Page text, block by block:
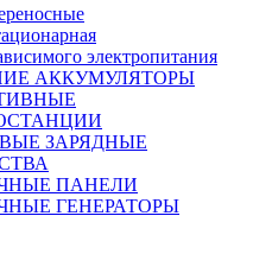
электропитания
АККУМУЛЯТОРЫ
ЗАРЯДНЫЕ
ПАНЕЛИ
ГЕНЕРАТОРЫ